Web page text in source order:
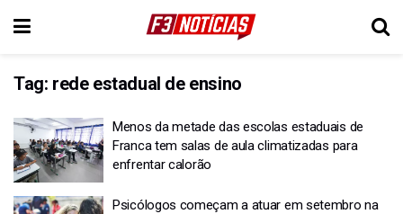
Tag: rede estadual de ensino
Menos da metade das escolas estaduais de
Franca tem salas de aula climatizadas para
enfrentar calorão
Psicólogos começam a atuar em setembro na